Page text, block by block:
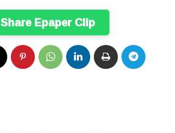
Share Epaper Clip